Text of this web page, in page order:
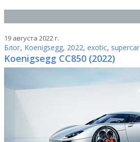
19 августа 2022 г.
Блог, Koenigsegg, 2022, exotic, supercar
Koenigsegg CC850 (2022)